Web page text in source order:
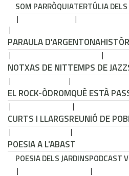
SOM PARRÒQUIATERTÚLIA
PARAULA D'ARGENTONA
NOTXAS DE NITTEMPS DE JAZZ
EL ROCK-ÒDROMQUÈ ESTÀ
CURTS I LLARGSREUNIÓ DE
POESIA A L'ABAST
POESIA DELS JARDINSPODCAST